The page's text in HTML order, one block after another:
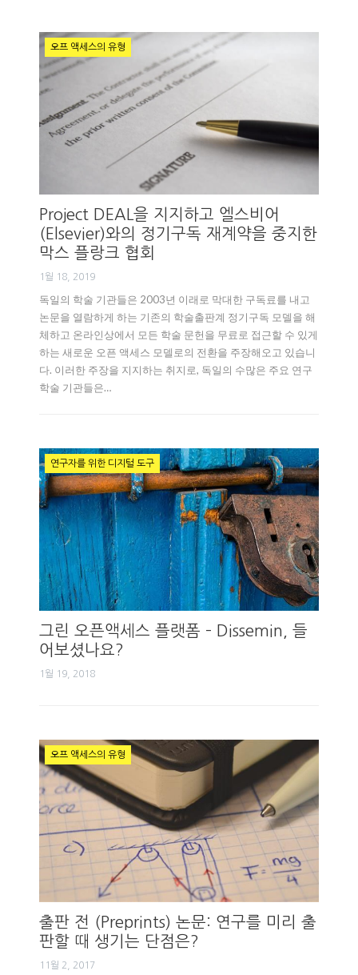
오프 액세스의 유형
Project DEAL을 지지하고 엘스비어
(Elsevier)와의 정기구독 재계약을 중지한
막스 플랑크 협회
1월 18, 2019
독일의 학술 기관들은 2003년 이래로 막대한 구독료를 내고
논문을 열람하게 하는 기존의 학술출판계 정기구독 모델을 해
체하고 온라인상에서 모든 학술 문헌을 무료로 접근할 수 있게
하는 새로운 오픈 액세스 모델로의 전환을 주장해오고 있습니
다. 이러한 주장을 지지하는 취지로, 독일의 수많은 주요 연구
학술 기관들은…
연구자를 위한 디지털 도구
그린 오픈액세스 플랫폼 – Dissemin, 들
어보셨나요?
1월 19, 2018
오프 액세스의 유형
출판 전 (Preprints) 논문: 연구를 미리 출
판할 때 생기는 단점은?
11월 2, 2017